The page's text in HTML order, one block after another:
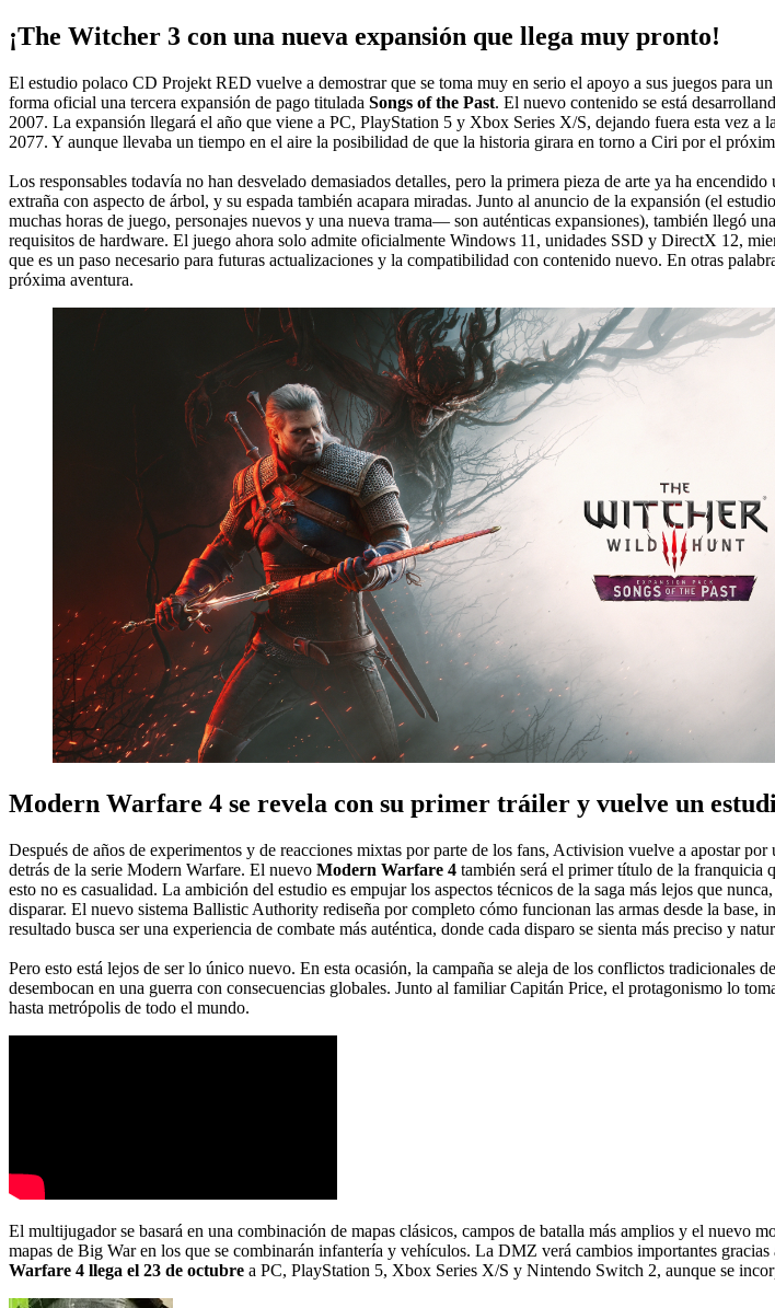
¡The Witcher 3 con una nueva expansión que llega muy pronto!
El estudio polaco CD Projekt RED vuelve a demostrar que se toma muy en serio el apoyo a sus juegos para
forma oficial una tercera expansión de pago titulada Songs of the Past. El nuevo contenido se está
2007. La expansión llegará el año que viene a PC, PlayStation 5 y Xbox Series X/S, dejando fuera esta vez
2077. Y aunque llevaba un tiempo en el aire la posibilidad de que la historia girara en torno a Ciri por el
Los responsables todavía no han desvelado demasiados detalles, pero la primera pieza de arte ya ha
extraña con aspecto de árbol, y su espada también acapara miradas. Junto al anuncio de la expansión (el
muchas horas de juego, personajes nuevos y una nueva trama— son auténticas expansiones), también llegó
requisitos de hardware. El juego ahora solo admite oficialmente Windows 11, unidades SSD y DirectX 12,
que es un paso necesario para futuras actualizaciones y la compatibilidad con contenido nuevo. En otras
próxima aventura.
Modern Warfare 4 se revela con su primer tráiler y vuelve un
Después de años de experimentos y de reacciones mixtas por parte de los fans, Activision vuelve a apostar
detrás de la serie Modern Warfare. El nuevo Modern Warfare 4 también será el primer título de la franquicia
esto no es casualidad. La ambición del estudio es empujar los aspectos técnicos de la saga más lejos que
disparar. El nuevo sistema Ballistic Authority rediseña por completo cómo funcionan las armas desde la
resultado busca ser una experiencia de combate más auténtica, donde cada disparo se sienta más preciso y
Pero esto está lejos de ser lo único nuevo. En esta ocasión, la campaña se aleja de los conflictos tradicionales
desembocan en una guerra con consecuencias globales. Junto al familiar Capitán Price, el protagonismo lo
hasta metrópolis de todo el mundo.
El multijugador se basará en una combinación de mapas clásicos, campos de batalla más amplios y el
mapas de Big War en los que se combinarán infantería y vehículos. La DMZ verá cambios importantes
Warfare 4 llega el 23 de octubre a PC, PlayStation 5, Xbox Series X/S y Nintendo Switch 2, aunque se